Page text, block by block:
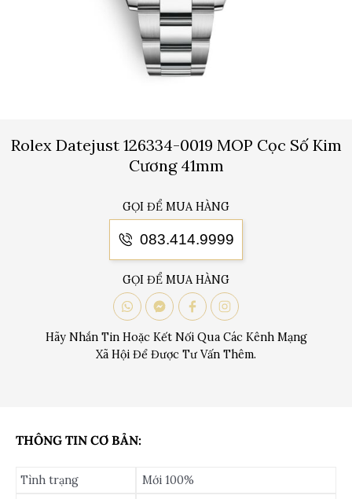
Rolex Datejust 126334-0019 MOP Cọc Số Kim
Cương 41mm
GỌI ĐỂ MUA HÀNG
083.414.9999
GỌI ĐỂ MUA HÀNG
Hãy Nhắn Tin Hoặc Kết Nối Qua Các Kênh Mạng
Xã Hội Để Được Tư Vấn Thêm.
THÔNG TIN CƠ BẢN:
Tình trạng
Mới 100%